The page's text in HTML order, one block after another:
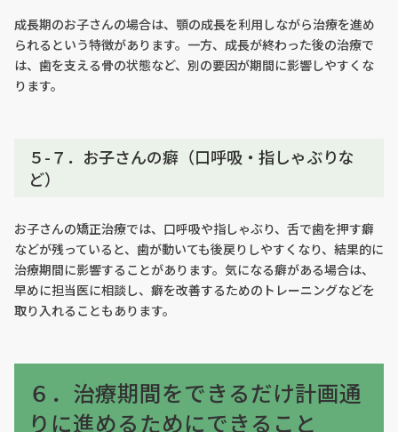
成長期のお子さんの場合は、顎の成長を利用しながら治療を進め
られるという特徴があります。一方、成長が終わった後の治療で
は、歯を支える骨の状態など、別の要因が期間に影響しやすくな
ります。
５-７．お子さんの癖（口呼吸・指しゃぶりな
ど）
お子さんの矯正治療では、口呼吸や指しゃぶり、舌で歯を押す癖
などが残っていると、歯が動いても後戻りしやすくなり、結果的に
治療期間に影響することがあります。気になる癖がある場合は、
早めに担当医に相談し、癖を改善するためのトレーニングなどを
取り入れることもあります。
６．治療期間をできるだけ計画通
りに進めるためにできること